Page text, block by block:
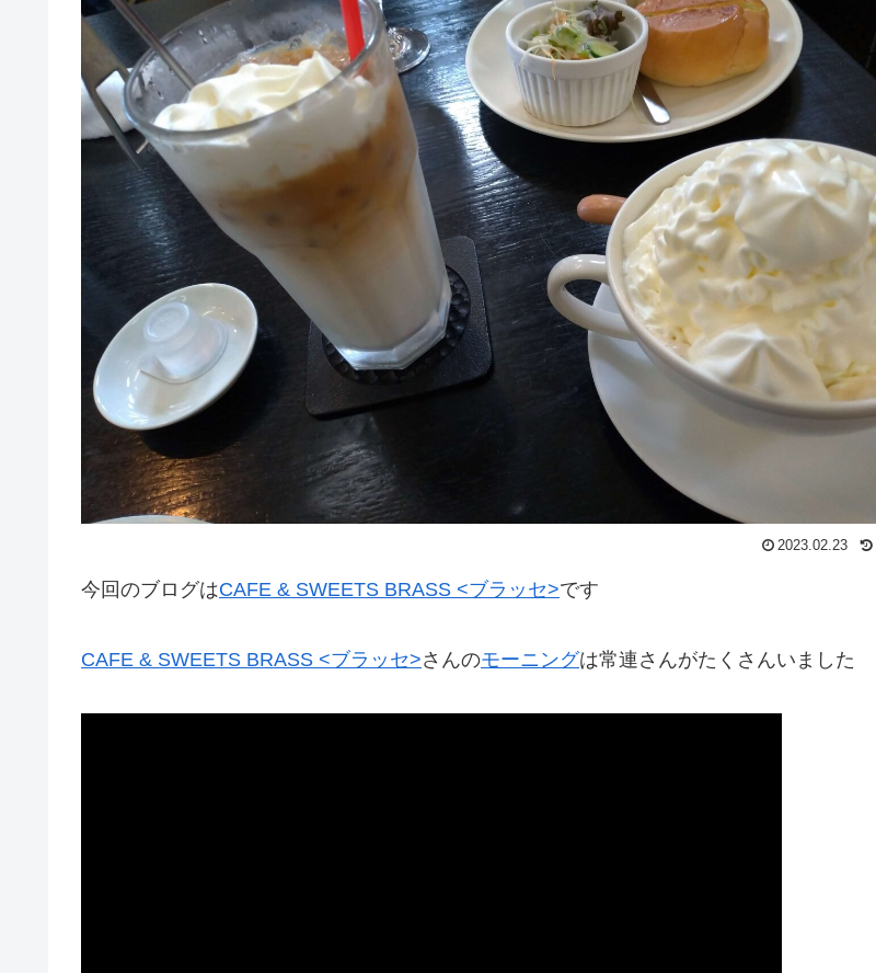
2023.02.23
今回のブログはCAFE & SWEETS BRASS <ブラッセ>です
CAFE & SWEETS BRASS <ブラッセ>さんのモーニングは常連さんがたくさんいました